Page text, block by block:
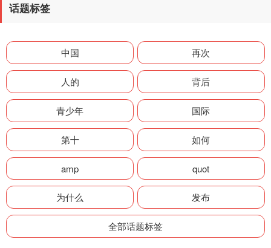
话题标签
中国 再次
人的 背后
青少年 国际
第十 如何
amp quot
为什么 发布
全部话题标签